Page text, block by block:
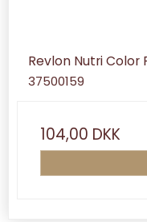
Revlon Nutri
37500159
104,00 DKK